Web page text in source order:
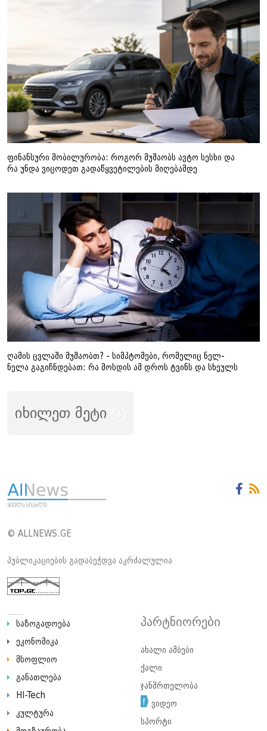
ფინანსური მობილურობა: როგორ მუშაობს ავტო სესხი და
რა უნდა ვიცოდეთ გადაწყვეტილების მიღებამდე
ღამის ცვლაში მუშაობთ? - სიმპტომები, რომელიც ნელ-
ნელა გაგიჩნდებათ: რა მოსდის ამ დროს ტვინს და სხეულს
იხილეთ მეტი
© ALLNEWS.GE
პუბლიკაციების გადაბეჭდვა აკრძალულია
საზოგადოება
ეკონომიკა
მსოფლიო
განათლება
HI-Tech
კულტურა
პარტნიორები
ახალი ამბები
ქალი
ჯანმრთელობა
ვიდეო
სპორტი